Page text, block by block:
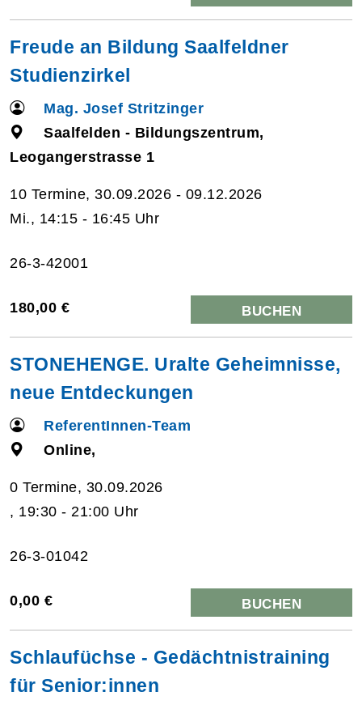
Freude an Bildung Saalfeldner
Studienzirkel
Mag. Josef Stritzinger
Saalfelden - Bildungszentrum,
Leogangerstrasse 1
10 Termine, 30.09.2026 - 09.12.2026
Mi., 14:15 - 16:45 Uhr
26-3-42001
180,00 € BUCHEN
STONEHENGE. Uralte Geheimnisse,
neue Entdeckungen
ReferentInnen-Team
Online,
0 Termine, 30.09.2026
, 19:30 - 21:00 Uhr
26-3-01042
0,00 € BUCHEN
Schlaufüchse - Gedächtnistraining
für Senior:innen